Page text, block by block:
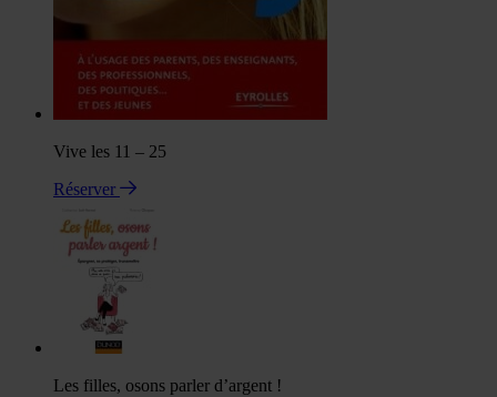
Vive les 11 – 25
Réserver
Les filles, osons parler d’argent !